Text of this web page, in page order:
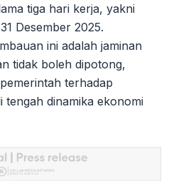
tiga hari kerja, yakni
Desember 2025.
ini adalah jaminan
tidak boleh dipotong,
terhadap
tengah dinamika ekonomi